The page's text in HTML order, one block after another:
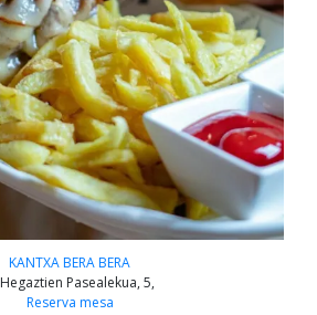
KANTXA BERA BERA
Hegaztien Pasealekua, 5,
Reserva mesa